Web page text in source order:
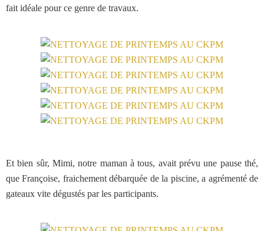
fait idéale pour ce genre de travaux.
Et bien sûr, Mimi, notre maman à tous, avait prévu une pause thé,
que Françoise, fraichement débarquée de la piscine, a agrémenté de
gateaux vite dégustés par les participants.